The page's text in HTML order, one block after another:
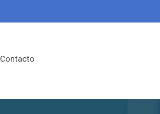
Contacto